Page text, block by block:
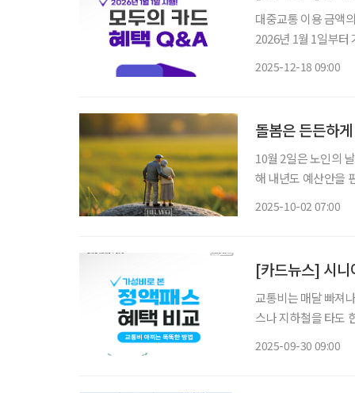
대중교통 이용 금액
2026년 1월 1일부터
2025-12-18 09:00
돌봄은 든든하
10월 2일은 노인의
해 내년도 예산안을
2025-10-02 07:00
[카드뉴스] 시
교통비는 매달 빠져
스나 지하철을 타도
2025-09-30 09:00